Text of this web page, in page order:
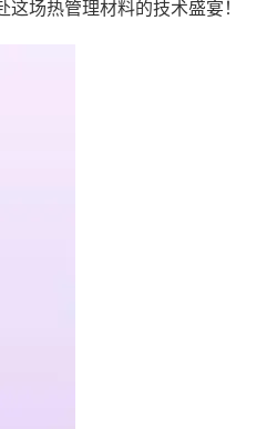
这场热管理材料的技术盛宴！